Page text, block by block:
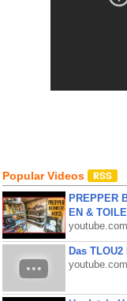
Popular Videos
PREPPER
EN &
youtube.com
Das
youtube.com